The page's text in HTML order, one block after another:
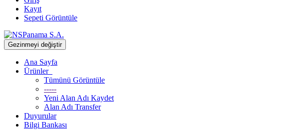
Kayıt
Sepeti Görüntüle
Gezinmeyi değiştir
Ana Sayfa
Ürünler
Tümünü Görüntüle
-----
Yeni Alan Adı Kaydet
Alan Adı Transfer
Duyurular
Bilgi Bankası